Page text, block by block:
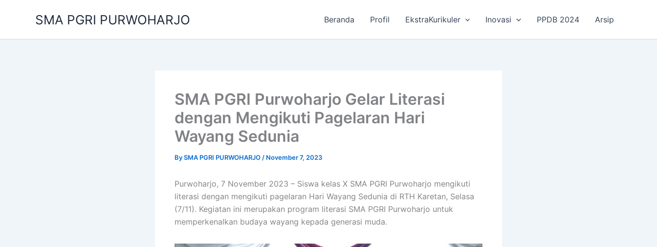
SMA PGRI PURWOHARJO Beranda Profil EkstraKurikuler Inovasi PPDB 2024 Arsip
SMA PGRI Purwoharjo Gelar Literasi
dengan Mengikuti Pagelaran Hari
Wayang Sedunia
BySMA PGRI PURWOHARJO / November 7, 2023
Purwoharjo, 7 November 2023 – Siswa kelas X SMA PGRI Purwoharjo mengikuti
literasi dengan mengikuti pagelaran Hari Wayang Sedunia di RTH Karetan, Selasa
(7/11). Kegiatan ini merupakan program literasi SMA PGRI Purwoharjo untuk
memperkenalkan budaya wayang kepada generasi muda.